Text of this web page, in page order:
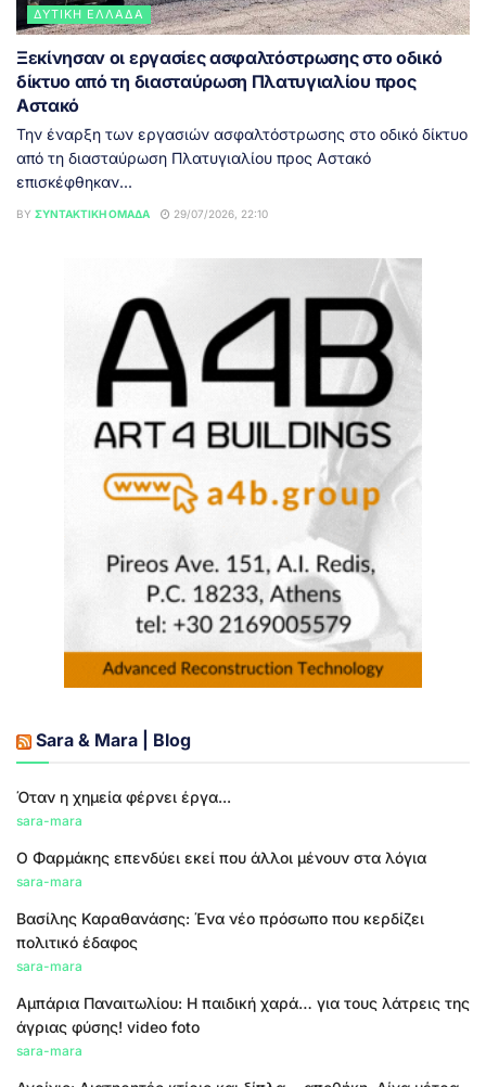
ΔΥΤΙΚΉ ΕΛΛΆΔΑ
Ξεκίνησαν οι εργασίες ασφαλτόστρωσης στο οδικό
δίκτυο από τη διασταύρωση Πλατυγιαλίου προς
Αστακό
Την έναρξη των εργασιών ασφαλτόστρωσης στο οδικό δίκτυο
από τη διασταύρωση Πλατυγιαλίου προς Αστακό
επισκέφθηκαν...
BY ΣΥΝΤΑΚΤΙΚΉ ΟΜΆΔΑ 29/07/2026, 22:10
Sara & Mara | Blog
Όταν η χημεία φέρνει έργα...
sara-mara
Ο Φαρμάκης επενδύει εκεί που άλλοι μένουν στα λόγια
sara-mara
Βασίλης Καραθανάσης: Ένα νέο πρόσωπο που κερδίζει
πολιτικό έδαφος
sara-mara
Αμπάρια Παναιτωλίου: Η παιδική χαρά… για τους λάτρεις της
άγριας φύσης! video foto
sara-mara